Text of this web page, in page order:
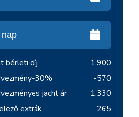
bérleti díj
1.900
-30%
-570
jacht ár
1.330
extrák
265